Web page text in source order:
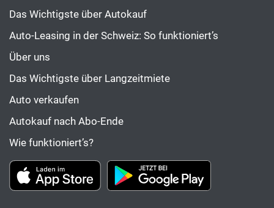
Das Wichtigste über Autokauf
Auto-Leasing in der Schweiz: So funktioniert’s
Über uns
Das Wichtigste über Langzeitmiete
Auto verkaufen
Autokauf nach Abo-Ende
Wie funktioniert’s?